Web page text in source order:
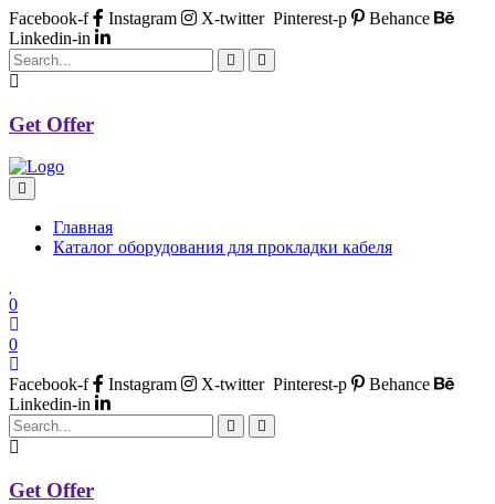
Facebook-f Instagram X-twitter Pinterest-p
Behance
Linkedin-in
Get Offer
Главная
Каталог оборудования для прокладки кабеля
0
0
Facebook-f Instagram X-twitter Pinterest-p
Behance
Linkedin-in
Get Offer